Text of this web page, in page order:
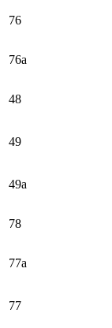
76
76a
48
49
49a
78
77a
77